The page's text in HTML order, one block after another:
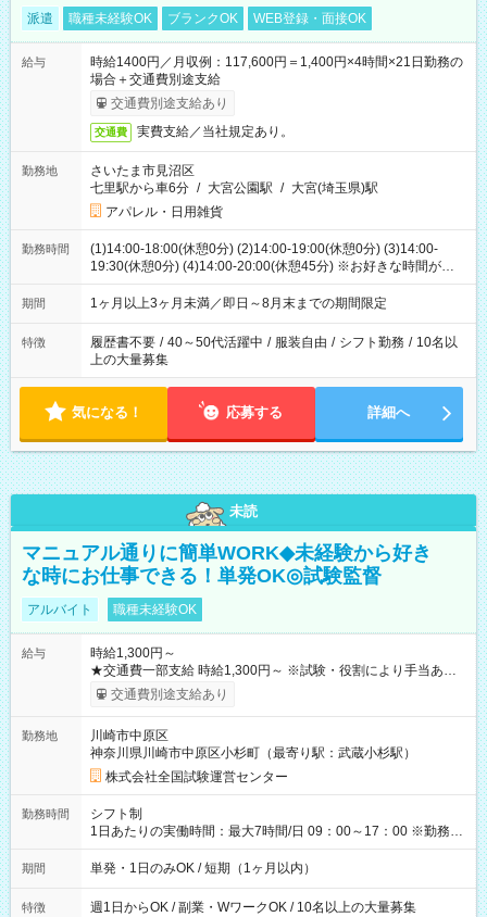
派遣 職種未経験OK ブランクOK WEB登録・面接OK
給与
時給1400円／月収例：117,600円＝1,400円×4時間×21日勤務の
場合＋交通費別途支給
交通費別途支給あり
交通費 実費支給／当社規定あり。
勤務地
さいたま市見沼区
七里駅から車6分 / 大宮公園駅 / 大宮(埼玉県)駅
アパレル・日用雑貨
勤務時間
(1)14:00-18:00(休憩0分) (2)14:00-19:00(休憩0分) (3)14:00-
19:30(休憩0分) (4)14:00-20:00(休憩45分) ※お好きな時間が選べ
ます
期間 1ヶ月以上3ヶ月未満／即日～8月末までの期間限定
特徴 履歴書不要 / 40～50代活躍中 / 服装自由 / シフト勤務 / 10名以
上の大量募集
気になる！ 応募する 詳細へ
未読
マニュアル通りに簡単WORK◆未経験から好き
な時にお仕事できる！単発OK◎試験監督
アルバイト 職種未経験OK
給与
時給1,300円～
★交通費一部支給 時給1,300円～ ※試験・役割により手当あり
※勤務回数により昇給あり 【即給（前払い）オプションあ
り！】 希望される場合、勤務から1週間ほどで給与の一部を受け
例】 ・河合塾模擬試験 8:30～17:30（休憩1時間） 時給1,300円
×8時間＝日収10,400円＋交通費 ※当日の役割により時給＋100
円の場合あり ・国家試験 7:00～13:30（休憩なし） 時給1,300
円（役割手当＋100円）×6時間＝日収8,400円＋交通費 【試用期
間】試用期間なし
交通費別途支給あり
勤務地
川崎市中原区
神奈川県川崎市中原区小杉町（最寄り駅：武蔵小杉駅）
株式会社全国試験運営センター
勤務時間
シフト制
1日あたりの実働時間：最大7時間/日 09：00～17：00 ※勤務時
間は 試験により異なります。
期間 単発・1日のみOK / 短期（1ヶ月以内）
特徴 週1日からOK / 副業・WワークOK / 10名以上の大量募集